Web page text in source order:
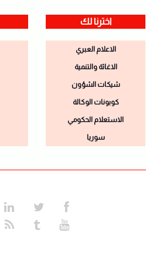
اخترنا لك
الاعلام العبري
الاغاثة والتنمية
شيكات الشؤون
كوبونات الوكالة
الاستعلام الحكومي
سوريا